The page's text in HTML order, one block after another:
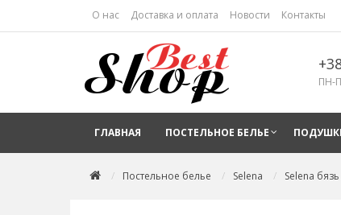
О нас Доставка и оплата Новости Контакты
ПН-
ГЛАВНАЯ ПОСТЕЛЬНОЕ БЕЛЬЕ
Постельное белье Selena Selena